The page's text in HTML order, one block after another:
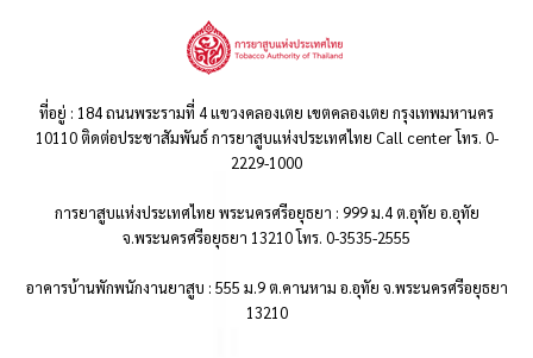
ที่อยู่ : 184 ถนนพระรามที่ 4 แขวงคลองเตย เขตคลองเตย กรุงเทพมหานคร
10110 ติดต่อประชาสัมพันธ์ การยาสูบแห่งประเทศไทย Call center โทร. 0-
2229-1000
การยาสูบแห่งประเทศไทย พระนครศรีอยุธยา : 999 ม.4 ต.อุทัย อ.อุทัย
จ.พระนครศรีอยุธยา 13210 โทร. 0-3535-2555
อาคารบ้านพักพนักงานยาสูบ : 555 ม.9 ต.คานหาม อ.อุทัย จ.พระนครศรีอยุธยา
13210